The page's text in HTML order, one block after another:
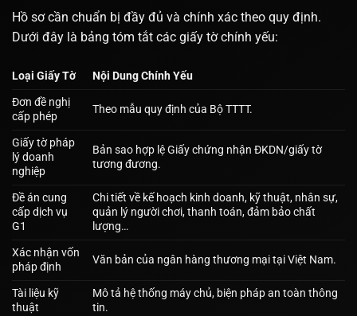
Hồ sơ cần chuẩn bị đầy đủ và chính xác theo quy định.
Dưới đây là bảng tóm tắt các giấy tờ chính yếu:
Loại Giấy Tờ
Nội Dung Chính Yếu
Đơn đề nghị
cấp phép
Theo mẫu quy định của Bộ TTTT.
Giấy tờ pháp
lý doanh
nghiệp
Bản sao hợp lệ Giấy chứng nhận ĐKDN/giấy tờ
tương đương.
Đề án cung
cấp dịch vụ
G1
Chi tiết về kế hoạch kinh doanh, kỹ thuật, nhân sự,
quản lý người chơi, thanh toán, đảm bảo chất
lượng…
Xác nhận vốn
pháp định
Văn bản của ngân hàng thương mại tại Việt Nam.
Tài liệu kỹ
thuật
Mô tả hệ thống máy chủ, biện pháp an toàn thông
tin.